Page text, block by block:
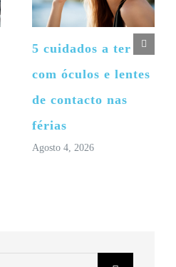
5 cuidados a ter
com óculos e lentes
de contacto nas
férias
Agosto 4, 2026